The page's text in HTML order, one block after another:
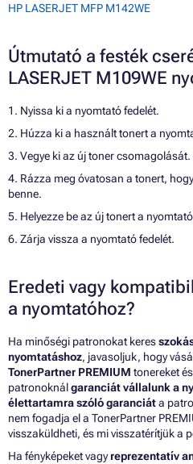
HP LASERJET MFP M142WE
Útmutató a festék
LASERJET M109WE
1. Nyissa ki a nyomtató fedelét.
2. Húzza ki a használt tonert a
3. Vegye ki az új toner csomagolását.
4. Rázza meg óvatosan a tonert,
benne.
5. Helyezze be az új tonert a
6. Zárja vissza a nyomtató fedelét.
Eredeti vagy
a nyomtatóhoz?
Ha minőségi patronokat keres
nyomtatáshoz, javasoljuk, hogy
TonerPartner PREMIUM tonereket
patronoknálgaranciát vállalunk a
élettartamra szóló garanciáta
nem fogadja el a TonerPartner
visszaküldheti, és mi visszatérítjük a
Ha fényképeket vagyreprezentatív